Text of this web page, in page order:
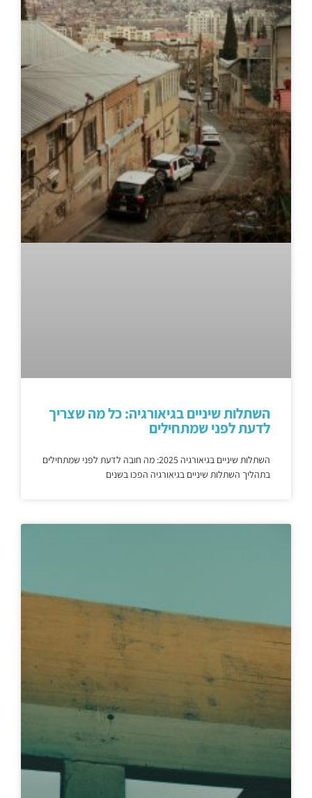
השתלות שיניים בגיאורגיה: כל מה שצריך
לדעת לפני שמתחילים
השתלות שיניים בגיאורגיה 2025: מה חובה לדעת לפני שמתחילים
בתהליך השתלות שיניים בגיאורגיה הפכו בשנים